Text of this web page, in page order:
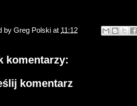
by Greg Polski at 11:12
komentarzy:
komentarz